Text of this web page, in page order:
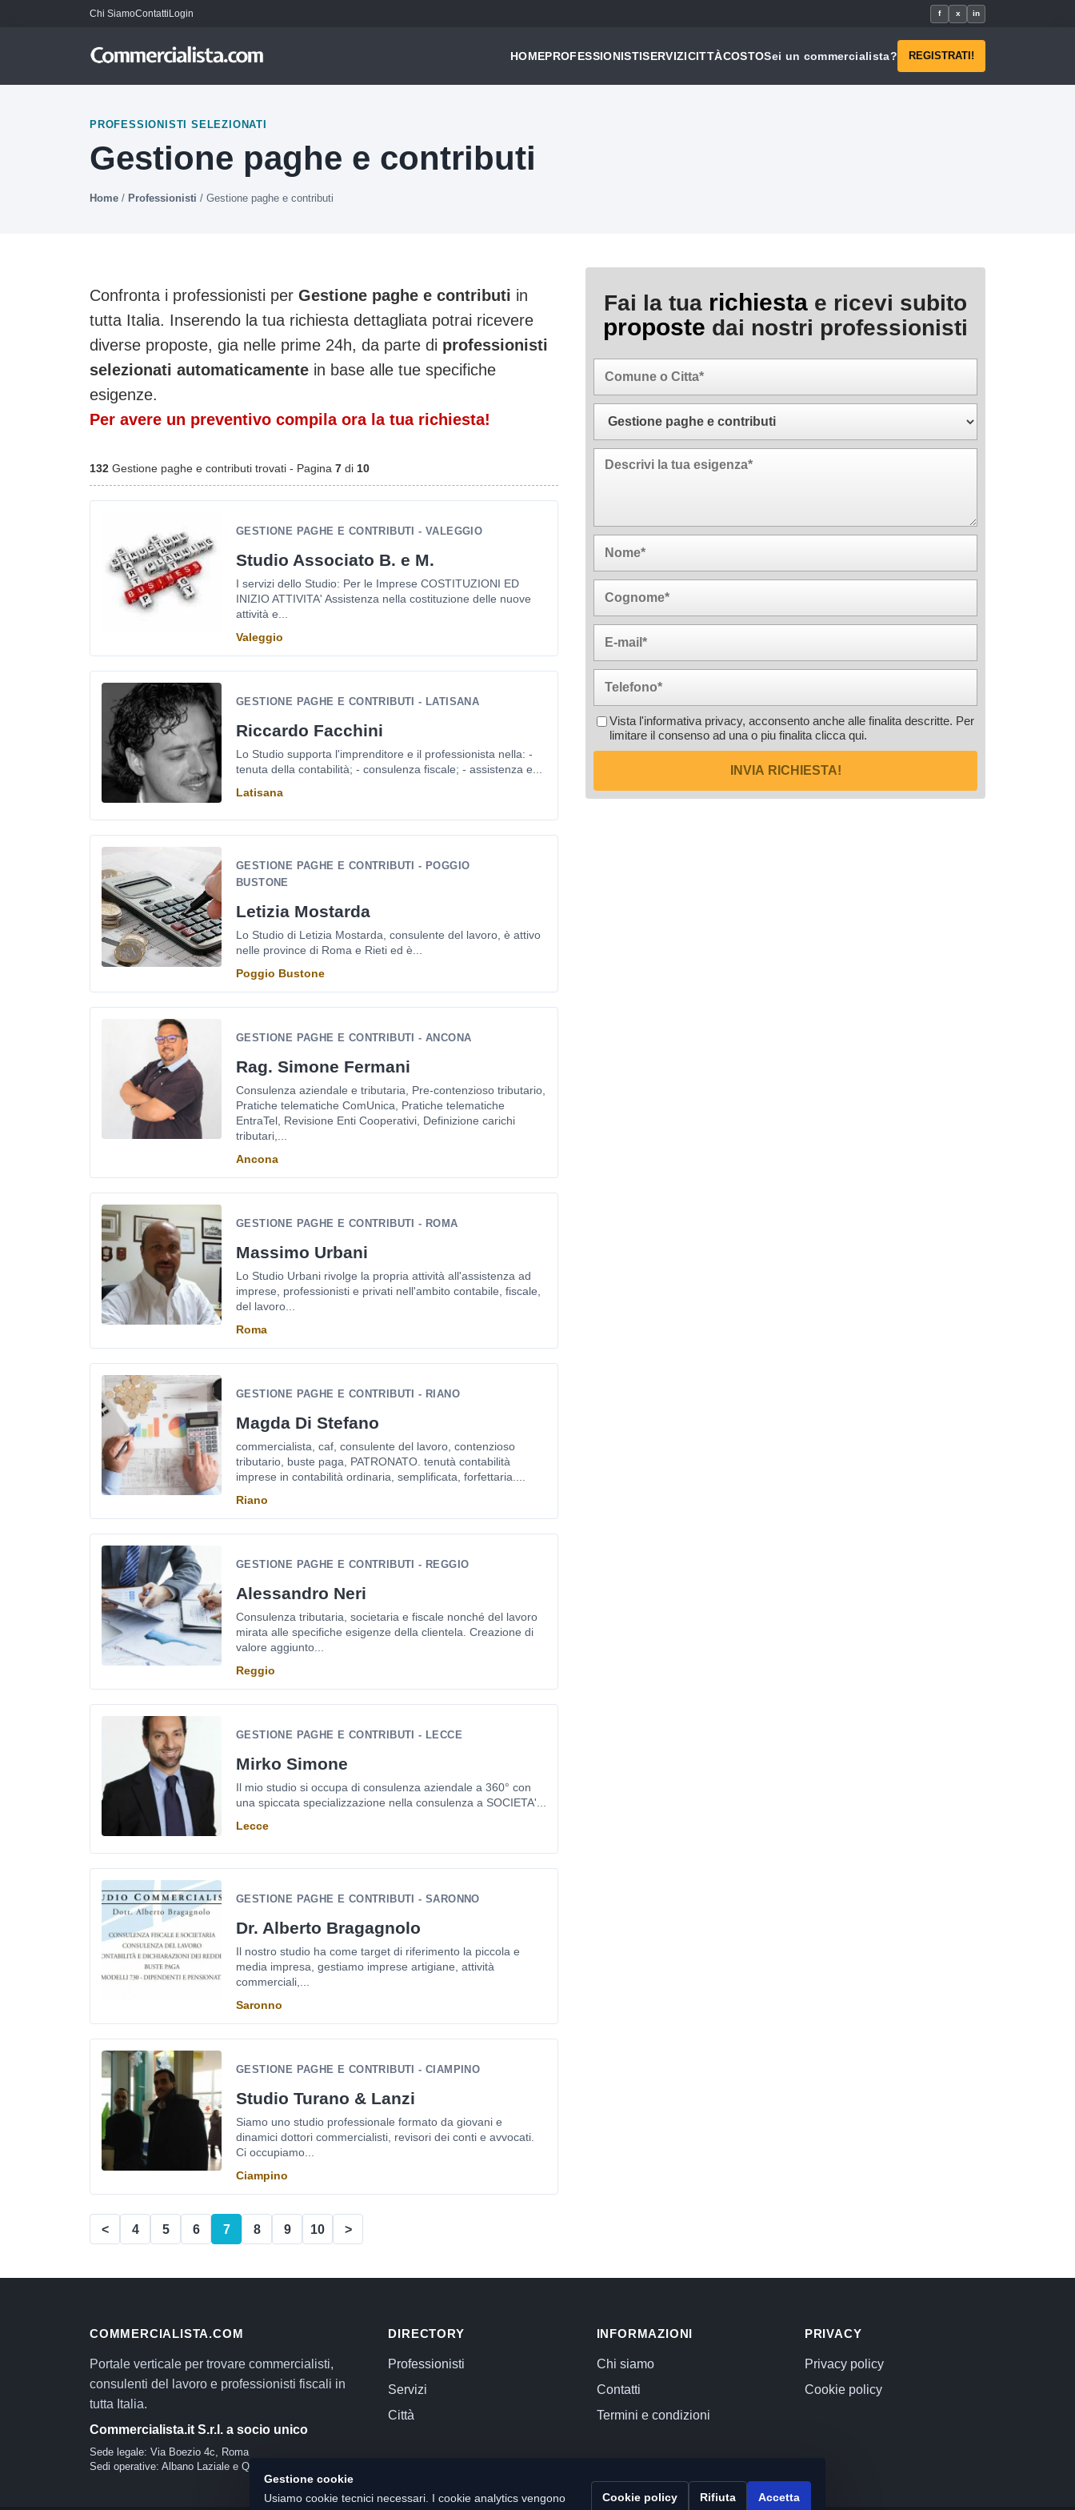
Chi SiamoContattiLogin f x in
HOMEPROFESSIONISTISERVIZICITTÀCOSTOSei un commercialista? REGISTRATI!
PROFESSIONISTI SELEZIONATI
Gestione paghe e contributi
Home / Professionisti / Gestione paghe e contributi
Confronta i professionisti per Gestione paghe e contributi in
tutta Italia. Inserendo la tua richiesta dettagliata potrai ricevere
diverse proposte, gia nelle prime 24h, da parte di professionisti
selezionati automaticamente in base alle tue specifiche
esigenze.
Per avere un preventivo compila ora la tua richiesta!
132 Gestione paghe e contributi trovati - Pagina 7 di 10
GESTIONE PAGHE E CONTRIBUTI - VALEGGIO
Studio Associato B. e M.
I servizi dello Studio: Per le Imprese COSTITUZIONI ED
INIZIO ATTIVITA' Assistenza nella costituzione delle nuove
attività e...
Valeggio
GESTIONE PAGHE E CONTRIBUTI - LATISANA
Riccardo Facchini
Lo Studio supporta l'imprenditore e il professionista nella: -
tenuta della contabilità; - consulenza fiscale; - assistenza e...
Latisana
GESTIONE PAGHE E CONTRIBUTI - POGGIO
BUSTONE
Letizia Mostarda
Lo Studio di Letizia Mostarda, consulente del lavoro, è attivo
nelle province di Roma e Rieti ed è...
Poggio Bustone
GESTIONE PAGHE E CONTRIBUTI - ANCONA
Rag. Simone Fermani
Consulenza aziendale e tributaria, Pre-contenzioso tributario,
Pratiche telematiche ComUnica, Pratiche telematiche
EntraTel, Revisione Enti Cooperativi, Definizione carichi
tributari,...
Ancona
GESTIONE PAGHE E CONTRIBUTI - ROMA
Massimo Urbani
Lo Studio Urbani rivolge la propria attività all'assistenza ad
imprese, professionisti e privati nell'ambito contabile, fiscale,
del lavoro...
Roma
GESTIONE PAGHE E CONTRIBUTI - RIANO
Magda Di Stefano
commercialista, caf, consulente del lavoro, contenzioso
tributario, buste paga, PATRONATO. tenutà contabilità
imprese in contabilità ordinaria, semplificata, forfettaria....
Riano
GESTIONE PAGHE E CONTRIBUTI - REGGIO
Alessandro Neri
Consulenza tributaria, societaria e fiscale nonché del lavoro
mirata alle specifiche esigenze della clientela. Creazione di
valore aggiunto...
Reggio
GESTIONE PAGHE E CONTRIBUTI - LECCE
Mirko Simone
Il mio studio si occupa di consulenza aziendale a 360° con
una spiccata specializzazione nella consulenza a SOCIETA'...
Lecce
GESTIONE PAGHE E CONTRIBUTI - SARONNO
Dr. Alberto Bragagnolo
Il nostro studio ha come target di riferimento la piccola e
media impresa, gestiamo imprese artigiane, attività
commerciali,...
Saronno
GESTIONE PAGHE E CONTRIBUTI - CIAMPINO
Studio Turano & Lanzi
Siamo uno studio professionale formato da giovani e
dinamici dottori commercialisti, revisori dei conti e avvocati.
Ci occupiamo...
Ciampino
< 4 5 6 7 8 9 10 >
Fai la tua richiesta e ricevi subito
proposte dai nostri professionisti
Vista l'informativa privacy, acconsento anche alle finalita descritte. Per
limitare il consenso ad una o piu finalita clicca qui.
INVIA RICHIESTA!
COMMERCIALISTA.COM
Portale verticale per trovare commercialisti,
consulenti del lavoro e professionisti fiscali in
tutta Italia.
Commercialista.it S.r.l. a socio unico
Sede legale: Via Boezio 4c, Roma
Sedi operative: Albano Laziale e Quartu Sant'Elena
DIRECTORY
Professionisti
Servizi
Città
INFORMAZIONI
Chi siamo
Contatti
Termini e condizioni
PRIVACY
Privacy policy
Cookie policy
Gestione cookie
Usiamo cookie tecnici necessari. I cookie analytics vengono
Cookie policy Rifiuta Accetta